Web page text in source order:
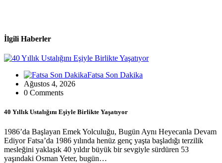
İlgili Haberler
Fatsa Son Dakika
Ağustos 4, 2026
0 Comments
40 Yıllık Ustalığını Eşiyle Birlikte Yaşatıyor
1986’da Başlayan Emek Yolculuğu, Bugün Aynı Heyecanla Devam
Ediyor Fatsa’da 1986 yılında henüz genç yaşta başladığı terzilik
mesleğini yaklaşık 40 yıldır büyük bir sevgiyle sürdüren 53
yaşındaki Osman Yeter, bugün…